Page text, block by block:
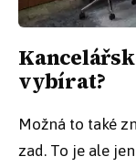
vybírat?
Možná to také
zad. To je ale